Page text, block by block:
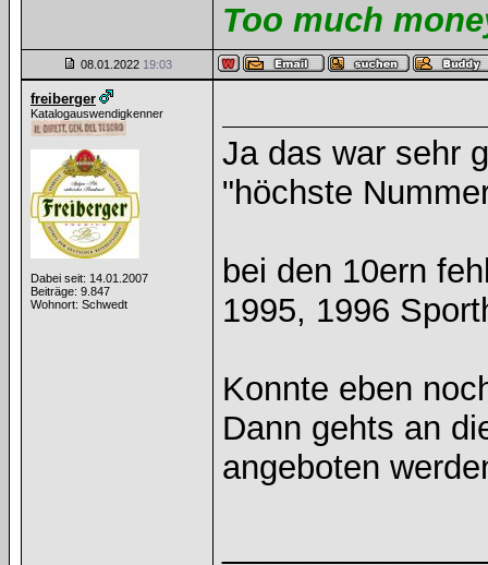
Too much
08.01.2022 19:03
freiberger
Katalogauswendigkenner
Dabei seit: 14.01.2007
Beiträge: 9.847
Wohnort: Schwedt
Ja das war sehr
"höchste
bei den 10ern
1995, 1996
Konnte eben
Dann gehts an
angeboten